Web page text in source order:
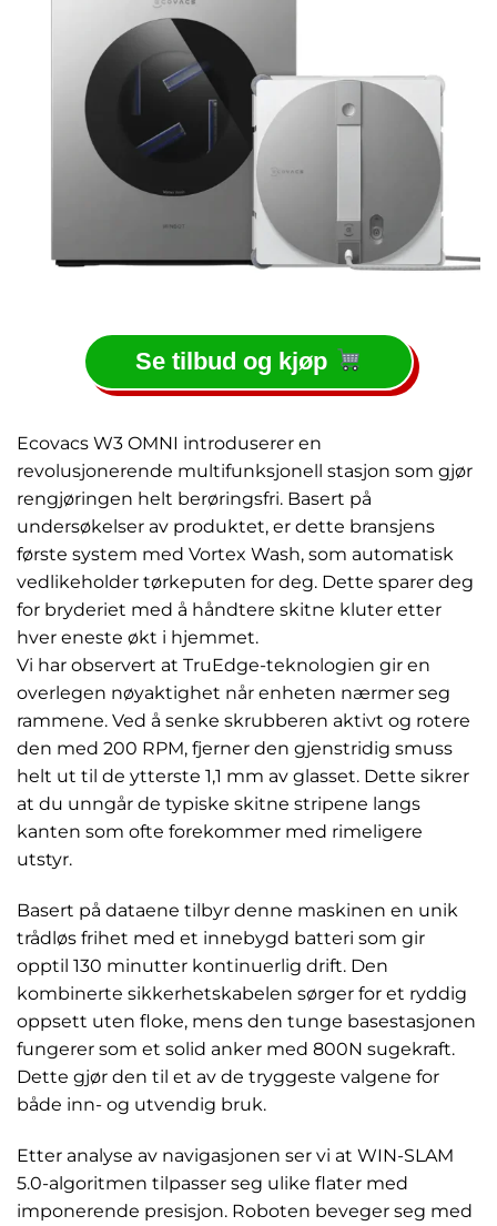
Se tilbud og kjøp
Ecovacs W3 OMNI introduserer en
revolusjonerende multifunksjonell stasjon som gjør
rengjøringen helt berøringsfri. Basert på
undersøkelser av produktet, er dette bransjens
første system med Vortex Wash, som automatisk
vedlikeholder tørkeputen for deg. Dette sparer deg
for bryderiet med å håndtere skitne kluter etter
hver eneste økt i hjemmet.
Vi har observert at TruEdge-teknologien gir en
overlegen nøyaktighet når enheten nærmer seg
rammene. Ved å senke skrubberen aktivt og rotere
den med 200 RPM, fjerner den gjenstridig smuss
helt ut til de ytterste 1,1 mm av glasset. Dette sikrer
at du unngår de typiske skitne stripene langs
kanten som ofte forekommer med rimeligere
utstyr.
Basert på dataene tilbyr denne maskinen en unik
trådløs frihet med et innebygd batteri som gir
opptil 130 minutter kontinuerlig drift. Den
kombinerte sikkerhetskabelen sørger for et ryddig
oppsett uten floke, mens den tunge basestasjonen
fungerer som et solid anker med 800N sugekraft.
Dette gjør den til et av de tryggeste valgene for
både inn- og utvendig bruk.
Etter analyse av navigasjonen ser vi at WIN-SLAM
5.0-algoritmen tilpasser seg ulike flater med
imponerende presisjon. Roboten beveger seg med